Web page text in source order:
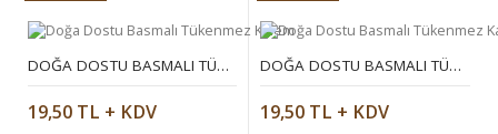
DOĞA DOSTU BASMALI TÜKENMEZ KALEM
19,50 TL + KDV
DOĞA DOSTU BASMALI TÜKENMEZ KALEM
19,50 TL + KDV